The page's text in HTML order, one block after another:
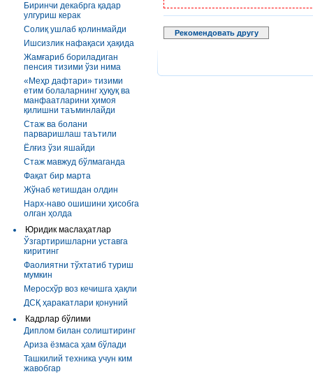
Биринчи декабрга қадар
улгуриш керак
Солиқ ушлаб қолинмайди
Ишсизлик нафақаси ҳақида
Жамғариб бориладиган
пенсия тизими ўзи нима
«Меҳр дафтари» тизими
етим болаларнинг ҳуқуқ ва
манфаатларини ҳимоя
қилишни таъминлайди
Стаж ва болани
парваришлаш таътили
Ёлғиз ўзи яшайди
Стаж мавжуд бўлмаганда
Фақат бир марта
Жўнаб кетишдан олдин
Нарх-наво ошишини ҳисобга
олган ҳолда
Юридик маслаҳатлар
Ўзгартиришларни уставга
киритинг
Фаолиятни тўхтатиб туриш
мумкин
Меросхўр воз кечишга ҳақли
ДСҚ ҳаракатлари қонуний
Кадрлар бўлими
Диплом билан солиштиринг
Ариза ёзмаса ҳам бўлади
Ташкилий техника учун ким
жавобгар
Рекомендовать другу